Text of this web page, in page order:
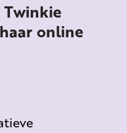
Twinkie
online